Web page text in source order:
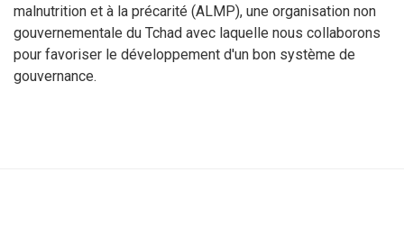
malnutrition et à la précarité (ALMP), une organisation non
gouvernementale du Tchad avec laquelle nous collaborons
pour favoriser le développement d'un bon système de
gouvernance.